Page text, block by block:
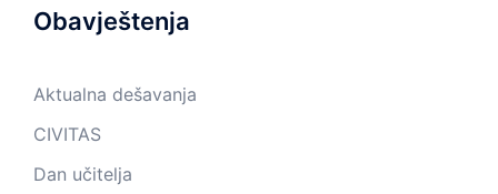
Obavještenja
Aktualna dešavanja
CIVITAS
Dan učitelja